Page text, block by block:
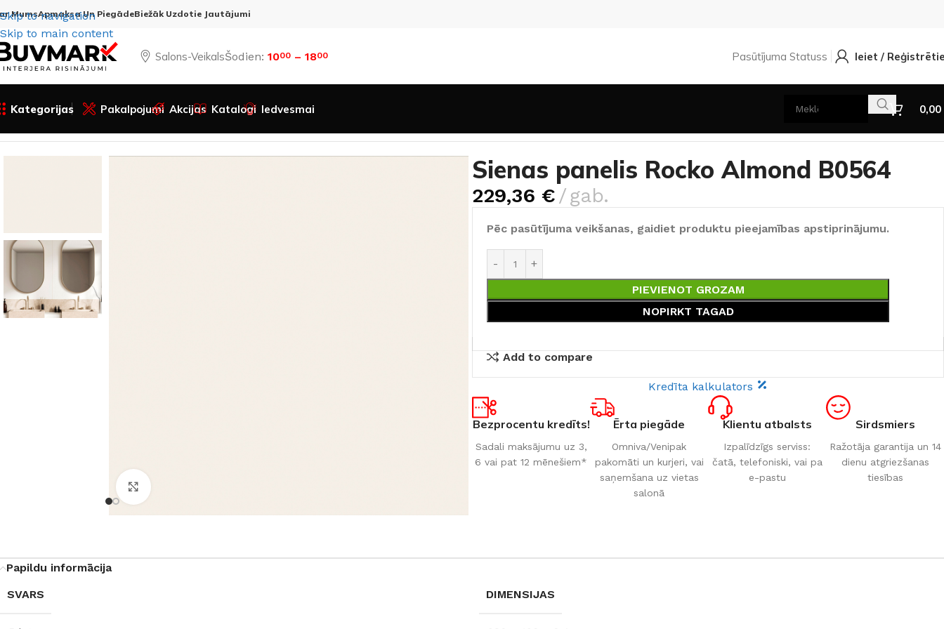
Skip to navigation
Skip to main content
MumsApmaksa Un PiegādeBiežāk Uzdotie Jautājumi
Salons-VeikalsŠodien: 1000 – 1800 Pasūtījuma Statuss Ieiet /
Kategorijas Pakalpojumi Akcijas Katalogi Iedvesmai
0,00
Sienas panelis Rocko Almond B0564
229,36 € gab.
Pēc pasūtījuma veikšanas, gaidiet produktu pieejamības apstiprinājumu.
PIEVIENOT GROZAM
NOPIRKT TAGAD
Add to compare
Kredīta kalkulators
Bezprocentu kredīts!
Sadali maksājumu uz 3,
6 vai pat 12 mēnešiem*
Ērta piegāde
Omniva/Venipak
pakomāti un kurjeri, vai
saņemšana uz vietas
salonā
Klientu atbalsts
Izpalīdzīgs serviss:
čatā, telefoniski, vai pa
e-pastu
Sirdsmiers
Ražotāja garantija un 14
dienu atgriezšanas
tiesības
Papildu informācija
SVARS
DIMENSIJAS